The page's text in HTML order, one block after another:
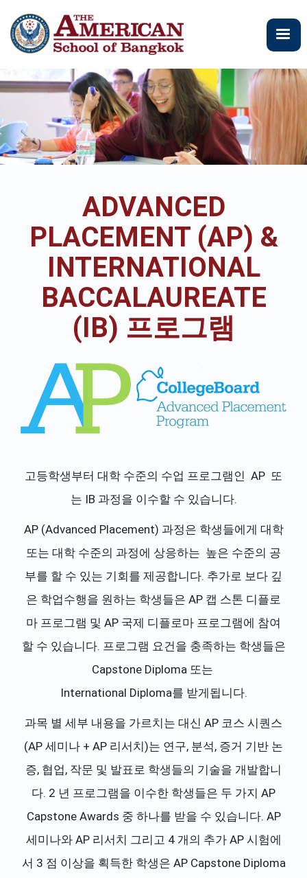
요
콘
로
너
뛰
기
ADVANCED
PLACEMENT (AP) &
INTERNATIONAL
BACCALAUREATE
(IB) 프로그램
고등학생부터 대학 수준의 수업 프로그램인 AP 또
는 IB 과정을 이수할 수 있습니다.
AP (Advanced Placement) 과정은 학생들에게 대학
또는 대학 수준의 과정에 상응하는 높은 수준의 공
부를 할 수 있는 기회를 제공합니다. 추가로 보다 깊
은 학업수행을 원하는 학생들은 AP 캡 스톤 디플로
마 프로그램 및 AP 국제 디플로마 프로그램에 참여
할 수 있습니다. 프로그램 요건을 충족하는 학생들은
Capstone Diploma 또는
International Diploma를 받게됩니다.
과목 별 세부 내용을 가르치는 대신 AP 코스 시퀀스
(AP 세미나 + AP 리서치)는 연구, 분석, 증거 기반 논
증, 협업, 작문 및 발표로 학생들의 기술을 개발합니
다. 2 년 프로그램을 이수한 학생들은 두 가지 AP
Capstone Awards 중 하나를 받을 수 있습니다. AP
세미나와 AP 리서치 그리고 4 개의 추가 AP 시험에
서 3 점 이상을 획득한 학생은 AP Capstone Diploma